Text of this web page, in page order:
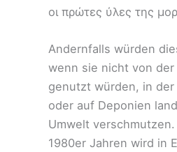
οι πρώτες ύλες της
Andernfalls würden
wenn sie nicht von
genutzt würden, in der
oder auf Deponien
Umwelt
1980er Jahren wird in